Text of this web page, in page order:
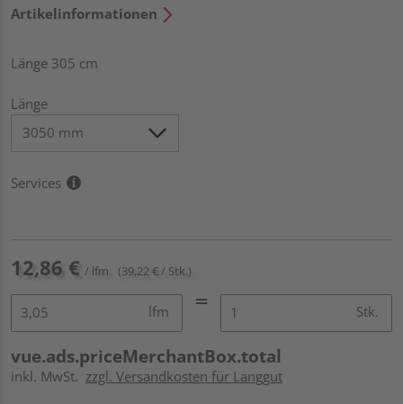
Artikelinformationen
Länge 305 cm
Länge
Services
12,86 € / lfm (39,22 € / Stk.)
lfm Stk.
vue.ads.priceMerchantBox.total
inkl. MwSt. zzgl. Versandkosten für Langgut